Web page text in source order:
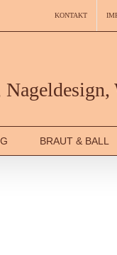
KONTAKT
BRAUT & BALL